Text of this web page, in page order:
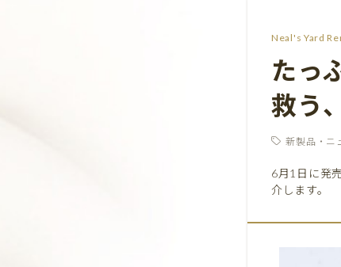
Neal's Yard
たっ
救う
新製品・ニ
6月1日に発
介します。